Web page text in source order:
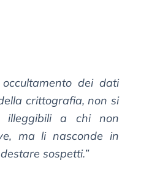
dei dati
crittografia, non si
illeggibili a chi non
ma li nasconde in
sospetti.”